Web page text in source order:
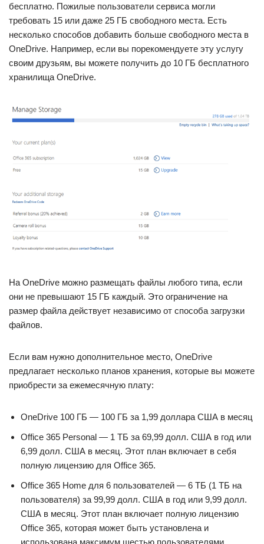
бесплатно. Пожилые пользователи сервиса могли
требовать 15 или даже 25 ГБ свободного места. Есть
несколько способов добавить больше свободного места в
OneDrive. Например, если вы порекомендуете эту услугу
своим друзьям, вы можете получить до 10 ГБ бесплатного
хранилища OneDrive.
На OneDrive можно размещать файлы любого типа, если
они не превышают 15 ГБ каждый. Это ограничение на
размер файла действует независимо от способа загрузки
файлов.
Если вам нужно дополнительное место, OneDrive
предлагает несколько планов хранения, которые вы можете
приобрести за ежемесячную плату:
OneDrive 100 ГБ — 100 ГБ за 1,99 доллара США в месяц
Office 365 Personal — 1 ТБ за 69,99 долл. США в год или
6,99 долл. США в месяц. Этот план включает в себя
полную лицензию для Office 365.
Office 365 Home для 6 пользователей — 6 ТБ (1 ТБ на
пользователя) за 99,99 долл. США в год или 9,99 долл.
США в месяц. Этот план включает полную лицензию
Office 365, которая может быть установлена ​​и
использована максимум шестью пользователями